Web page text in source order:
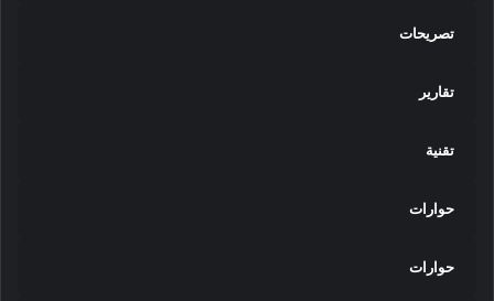
تصريحات
تقارير
تقنية
حوارات
حوارات